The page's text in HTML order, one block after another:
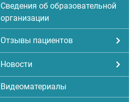
Сведения об образовательной
организации
Отзывы пациентов
Новости
Видеоматериалы